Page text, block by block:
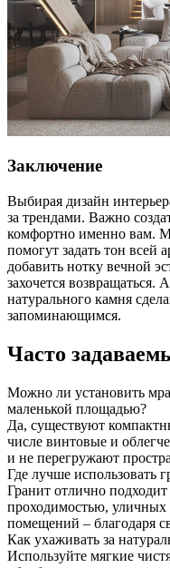
Заключение
Выбирая дизайн
за трендами. Важно
комфортно именно вам.
помогут задать тон всей
добавить нотку вечной
захочется возвращаться.
натурального камня
запоминающимся.
Часто
Можно ли установить
маленькой площадью?
Да, существуют
числе винтовые и
и не перегружают
Где лучше использовать
Гранит отлично
проходимостью, уличных
помещений – благодаря
Как ухаживать за
Используйте мягкие